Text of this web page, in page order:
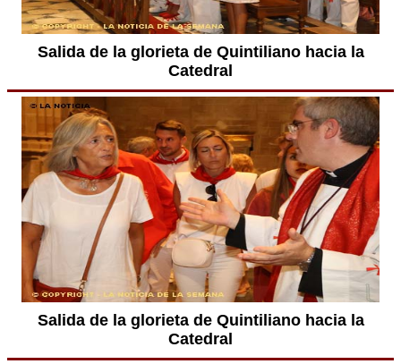
Salida de la glorieta de Quintiliano hacia la
Catedral
Salida de la glorieta de Quintiliano hacia la
Catedral